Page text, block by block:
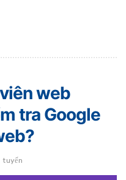
web
tra Google
tuyến